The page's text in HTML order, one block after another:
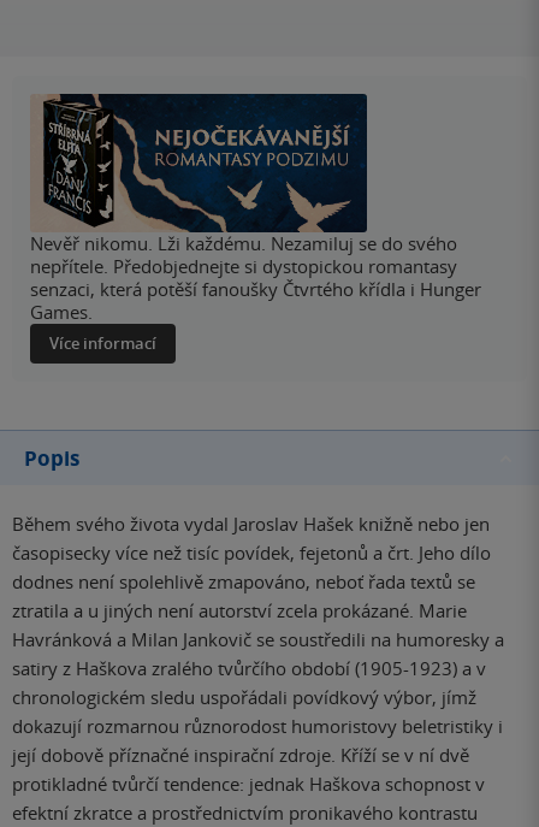
Nevěř nikomu. Lži každému. Nezamiluj se do svého
nepřítele. Předobjednejte si dystopickou romantasy
senzaci, která potěší fanoušky Čtvrtého křídla i Hunger
Games.
Více informací
Popis
Během svého života vydal Jaroslav Hašek knižně nebo jen
časopisecky více než tisíc povídek, fejetonů a črt. Jeho dílo
dodnes není spolehlivě zmapováno, neboť řada textů se
ztratila a u jiných není autorství zcela prokázané. Marie
Havránková a Milan Jankovič se soustředili na humoresky a
satiry z Haškova zralého tvůrčího období (1905-1923) a v
chronologickém sledu uspořádali povídkový výbor, jímž
dokazují rozmarnou různorodost humoristovy beletristiky i
její dobově příznačné inspirační zdroje. Kříží se v ní dvě
protikladné tvůrčí tendence: jednak Haškova schopnost v
efektní zkratce a prostřednictvím pronikavého kontrastu